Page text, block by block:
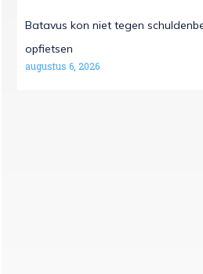
Batavus kon niet tegen
opfietsen
augustus 6, 2026